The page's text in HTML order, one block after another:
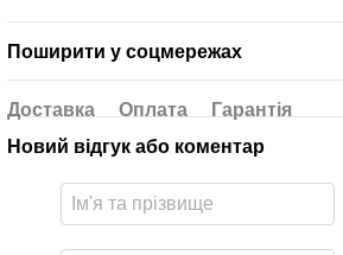
Поширити у соцмережах
Доставка Оплата
Гарантія
Новий відгук або коментар